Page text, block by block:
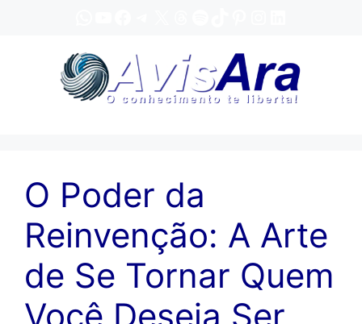
O Poder da
Reinvenção: A Arte
de Se Tornar Quem
Você Deseja Ser